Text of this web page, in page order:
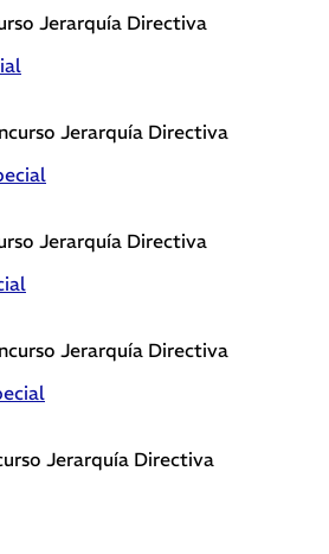
Jerarquía Directiva
Jerarquía Directiva
Jerarquía Directiva
Jerarquía Directiva
Jerarquía Directiva